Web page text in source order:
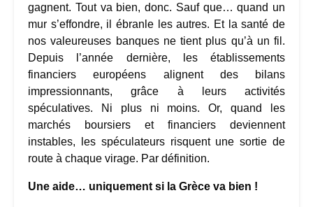
gagnent. Tout va bien, donc. Sauf que… quand un
mur s’effondre, il ébranle les autres. Et la santé de
nos valeureuses banques ne tient plus qu’à un fil.
Depuis l’année dernière, les établissements
financiers européens alignent des bilans
impressionnants, grâce à leurs activités
spéculatives. Ni plus ni moins. Or, quand les
marchés boursiers et financiers deviennent
instables, les spéculateurs risquent une sortie de
route à chaque virage. Par définition.
Une aide… uniquement si la Grèce va bien !